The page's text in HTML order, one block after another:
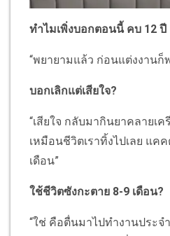
ทำไมเพิ่งบอกตอนนี้ คบ 12 ปี
“พยายามแล้ว ก่อนแต่งงาน
บอกเลิกแต่เสียใจ?
“เสียใจ กลับมากินยาคลายเ
เหมือนชีวิตเราทิ้งไปเลย แค
เดือน”
ใช้ชีวิตซังกะตาย 8-9 เดือน?
“ใช่ คือตื่นมาไปทำงานประ